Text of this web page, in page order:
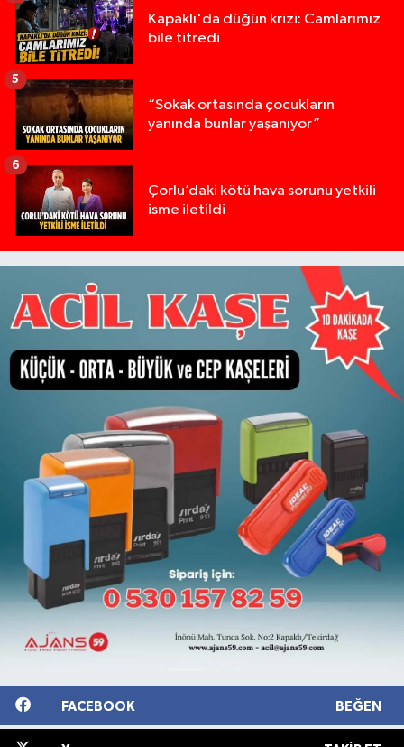
Kapaklı'da düğün krizi: Camlarımız
bile titredi
“Sokak ortasında çocukların
yanında bunlar yaşanıyor”
5
Çorlu’daki kötü hava sorunu yetkili
isme iletildi
6
FACEBOOK BEĞEN